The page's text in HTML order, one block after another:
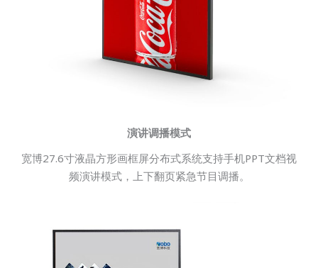
演讲调播模式
宽博27.6寸液晶方形画框屏分布式系统支持手机PPT文档视
频演讲模式，上下翻页紧急节目调播。